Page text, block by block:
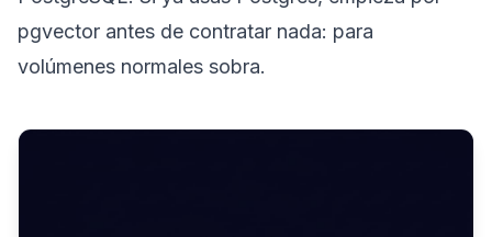
pgvector antes de contratar nada: para
volúmenes normales sobra.